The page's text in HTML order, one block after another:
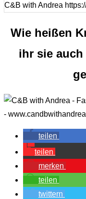
C&B with Andrea
Wie heißen
ihr sie
teilen
teilen
merken
teilen
twittern